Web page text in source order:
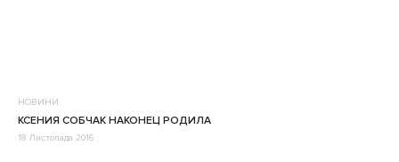
НОВИНИ
КСЕНИЯ СОБЧАК НАКОНЕЦ РОДИЛА
18 Листопада 2016